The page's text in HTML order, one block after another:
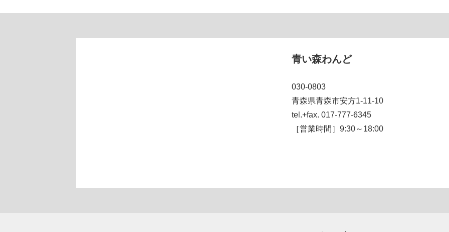
青い森わんど
030-0803
青森県青森市安方1-11-10
tel.+fax. 017-777-6345
［営業時間］9:30～18:00